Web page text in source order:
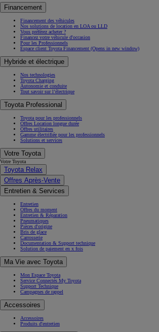
Financement
Financement des véhicules
Nos solutions de location en LOA ou LLD
Vous préférez acheter ?
Financez votre véhicule d'occasion
Pour les Professionnels
Espace client Toyota Financement (Opens in new window)
Hybride et électrique
Nos technologies
Toyota Charging
Autonomie et conduite
Tout savoir sur l’électrique
Toyota Professional
Toyota pour les professionnels
Offres Location longue durée
Offres utilitaires
Gamme électrifiée pour les professionnels
Solutions et services
Votre Toyota
Votre Toyota
Toyota Relax
Offres Après-Vente
Entretien & Services
Entretien
Offres du moment
Entretien & Réparation
Pneumatiques
Pièces d'origine
Bris de glace
Carrosserie
Documentation & Support technique
Solution de paiement en x fois
Ma Vie avec Toyota
Mon Espace Toyota
Service Connectés My Toyota
Support Technique
Campagnes de rappel
Accessoires
Accessoires
Produits d'entretien